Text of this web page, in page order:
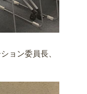
ン委員長、